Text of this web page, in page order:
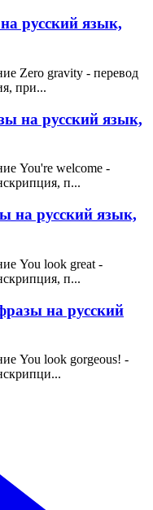
русский язык,
Zero gravity - перевод
при...
на русский язык,
You're welcome -
п...
на русский язык,
You look great -
п...
на русский
You look gorgeous! -